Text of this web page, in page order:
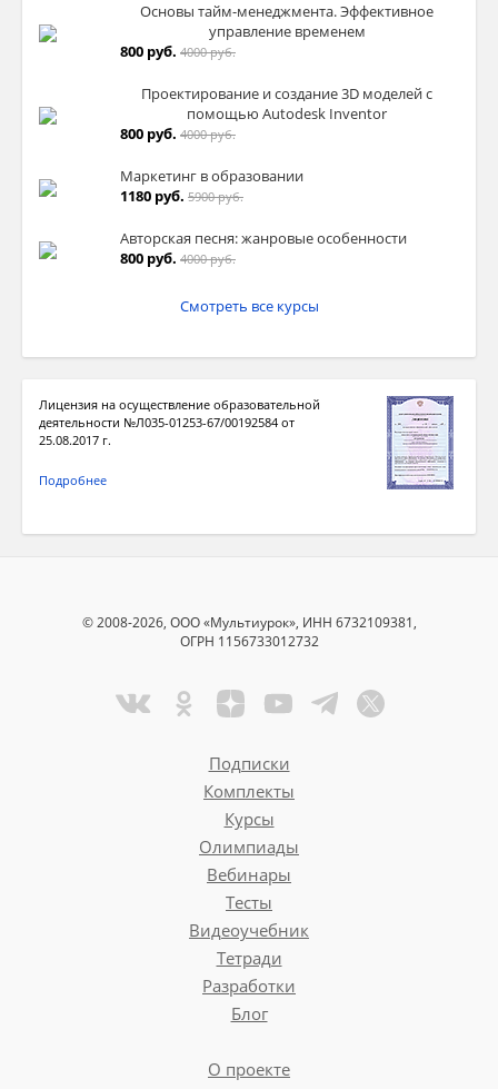
Основы тайм-менеджмента. Эффективное
управление временем
800 руб. 4000 руб.
Проектирование и создание 3D моделей с
помощью Autodesk Inventor
800 руб. 4000 руб.
Маркетинг в образовании
1180 руб. 5900 руб.
Авторская песня: жанровые особенности
800 руб. 4000 руб.
Смотреть все курсы
Лицензия на осуществление образовательной
деятельности №Л035-01253-67/00192584 от
25.08.2017 г.
Подробнее
© 2008-2026, ООО «Мультиурок», ИНН 6732109381,
ОГРН 1156733012732
Подписки
Комплекты
Курсы
Олимпиады
Вебинары
Тесты
Видеоучебник
Тетради
Разработки
Блог
О проекте